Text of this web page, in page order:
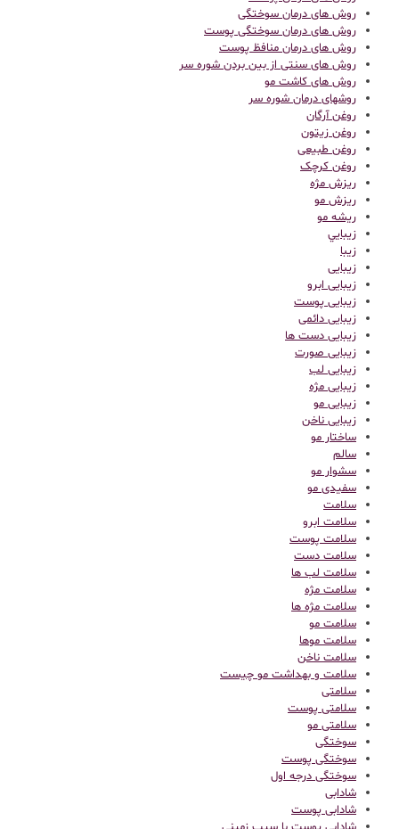
روش های درمان سوختگی
روش های درمان سوختگی پوست
روش های درمان منافظ پوست
روش های سنتی از بین بردن شوره سر
روش های کاشت مو
روشهای درمان شوره سر
روغن آرگان
روغن زیتون
روغن طبیعی
روغن کرچک
ریزش مژه
ریزش مو
ریشه مو
زيبايي
زیبا
زیبایی
زیبایی ابرو
زیبایی پوست
زیبایی دائمی
زیبایی دست ها
زیبایی صورت
زیبایی لب
زیبایی مژه
زیبایی مو
زیبایی ناخن
ساختار مو
سالم
سشوار مو
سفیدی مو
سلامت
سلامت ابرو
سلامت پوست
سلامت دست
سلامت لب ها
سلامت مژه
سلامت مژه ها
سلامت مو
سلامت موها
سلامت ناخن
سلامت و بهداشت مو چیست
سلامتی
سلامتی پوست
سلامتی مو
سوختگی
سوختگی پوست
سوختگی درجه اول
شادابی
شادابی پوست